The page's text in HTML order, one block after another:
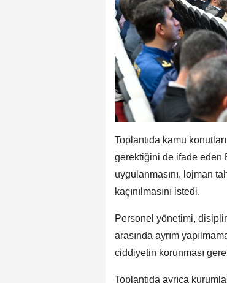
Toplantıda kamu
gerektiğini de ifade eden
uygulanmasını, lojman
kaçınılmasını istedi.
Personel yönetimi,
arasında ayrım
ciddiyetin korunması
Toplantıda ayrıca